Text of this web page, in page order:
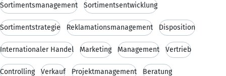
Sortimentsmanagement Sortimentsentwicklung
Sortimentstrategie Reklamationsmanagement Disposition
Internationaler Handel Marketing Management Vertrieb
Controlling Verkauf Projektmanagement Beratung